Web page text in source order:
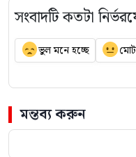
সংবাদটি কতটা
ভুল মনে হচ্ছে
মন্তব্য করুন